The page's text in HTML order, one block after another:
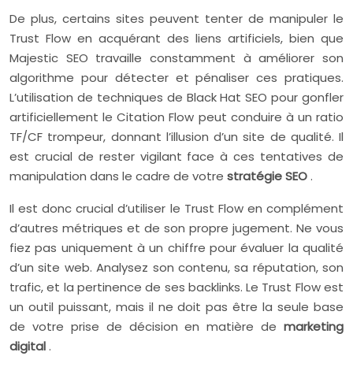
De plus, certains sites peuvent tenter de manipuler le
Trust Flow en acquérant des liens artificiels, bien que
Majestic SEO travaille constamment à améliorer son
algorithme pour détecter et pénaliser ces pratiques.
L’utilisation de techniques de Black Hat SEO pour gonfler
artificiellement le Citation Flow peut conduire à un ratio
TF/CF trompeur, donnant l’illusion d’un site de qualité. Il
est crucial de rester vigilant face à ces tentatives de
manipulation dans le cadre de votre stratégie SEO.
Il est donc crucial d’utiliser le Trust Flow en complément
d’autres métriques et de son propre jugement. Ne vous
fiez pas uniquement à un chiffre pour évaluer la qualité
d’un site web. Analysez son contenu, sa réputation, son
trafic, et la pertinence de ses backlinks. Le Trust Flow est
un outil puissant, mais il ne doit pas être la seule base
de votre prise de décision en matière de marketing
digital.